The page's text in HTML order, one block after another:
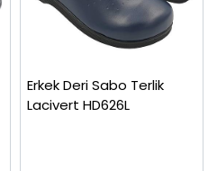
Erkek Deri Sabo Terlik
Lacivert HD626L